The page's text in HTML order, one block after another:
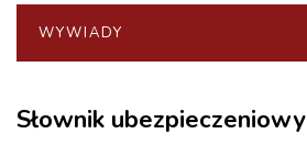
WYWIADY
Słownik ubezpieczeniowy